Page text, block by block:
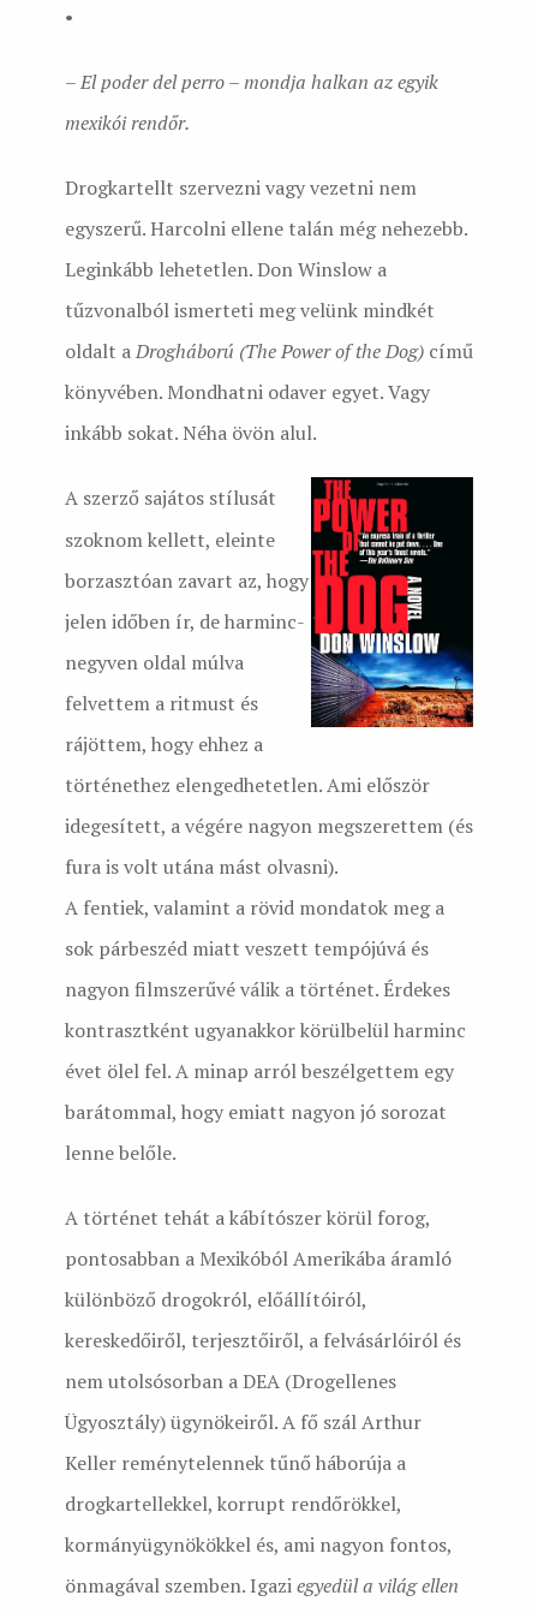
•
– El poder del perro – mondja halkan az egyik
mexikói rendőr.
Drogkartellt szervezni vagy vezetni nem
egyszerű. Harcolni ellene talán még nehezebb.
Leginkább lehetetlen. Don Winslow a
tűzvonalból ismerteti meg velünk mindkét
oldalt aDrogháború (The Power of the Dog) című
könyvében. Mondhatni odaver egyet. Vagy
inkább sokat. Néha övön alul.
A szerző sajátos stílusát
szoknom kellett, eleinte
borzasztóan zavart az, hogy
jelen időben ír, de harminc-
negyven oldal múlva
felvettem a ritmust és
rájöttem, hogy ehhez a
történethez elengedhetetlen. Ami először
idegesített, a végére nagyon megszerettem (és
fura is volt utána mást olvasni).
A fentiek, valamint a rövid mondatok meg a
sok párbeszéd miatt veszett tempójúvá és
nagyon filmszerűvé válik a történet. Érdekes
kontrasztként ugyanakkor körülbelül harminc
évet ölel fel. A minap arról beszélgettem egy
barátommal, hogy emiatt nagyon jó sorozat
lenne belőle.
A történet tehát a kábítószer körül forog,
pontosabban a Mexikóból Amerikába áramló
különböző drogokról, előállítóiról,
kereskedőiről, terjesztőiről, a felvásárlóiról és
nem utolsósorban a DEA (Drogellenes
Ügyosztály) ügynökeiről. A fő szál Arthur
Keller reménytelennek tűnő háborúja a
drogkartellekkel, korrupt rendőrökkel,
kormányügynökökkel és, ami nagyon fontos,
önmagával szemben. Igaziegyedül a világ ellen